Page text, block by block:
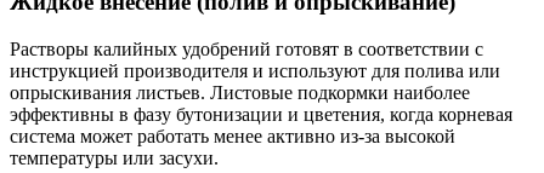
Растворы калийных удобрений готовят в соответствии с
инструкцией производителя и используют для полива или
опрыскивания листьев. Листовые подкормки наиболее
эффективны в фазу бутонизации и цветения, когда корневая
система может работать менее активно из-за высокой
температуры или засухи.